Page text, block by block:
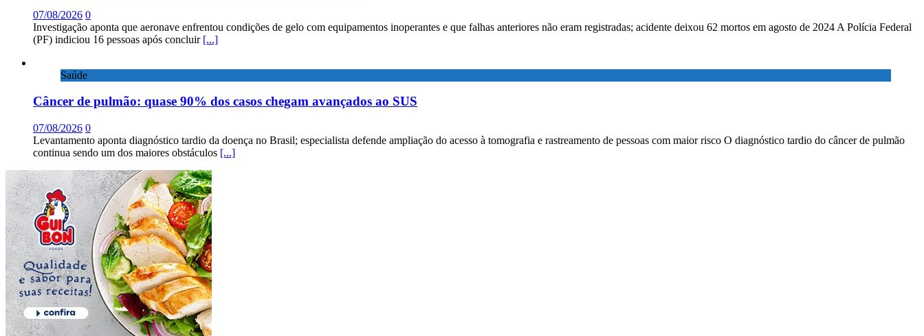
07/08/2026 0
Investigação aponta que aeronave enfrentou condições de gelo com equipamentos inoperantes e que falhas anteriores não eram registradas; acidente deixou 62 mortos em agosto de 2024 A Polícia Federal
(PF) indiciou 16 pessoas após concluir [...]
Saúde
Câncer de pulmão: quase 90% dos casos chegam avançados ao SUS
07/08/2026 0
Levantamento aponta diagnóstico tardio da doença no Brasil; especialista defende ampliação do acesso à tomografia e rastreamento de pessoas com maior risco O diagnóstico tardio do câncer de pulmão
continua sendo um dos maiores obstáculos [...]